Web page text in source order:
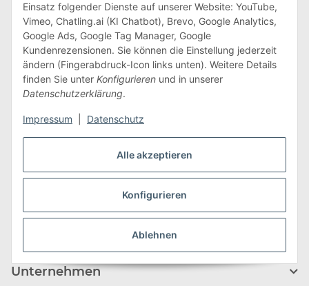
Alle akzeptieren
Konfigurieren
Ablehnen
Einsatz folgender Dienste auf unserer Website: YouTube,
Vimeo, Chatling.ai (KI Chatbot), Brevo, Google Analytics,
Google Ads, Google Tag Manager, Google
Kundenrezensionen. Sie können die Einstellung jederzeit
ändern (Fingerabdruck-Icon links unten). Weitere Details
finden Sie unter Konfigurieren und in unserer
Datenschutzerklärung.
Impressum Datenschutz
Edeline Kidz GmbH
Hauptstraße 215
09618 Großhartmannsdorf
Tel.: +49 (0) 37329 7388000
Fax: +49 (0) 37329 7388009
E-Mail:info@edeline-kidz.de
Mo. - Do.: 8:00 - 16:00 Uhr
Zum Kontaktformular
Unternehmen